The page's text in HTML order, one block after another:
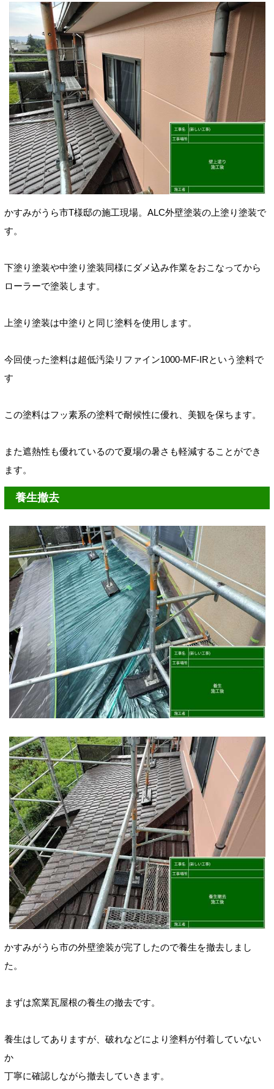
かすみがうら市T様邸の施工現場。ALC外壁塗装の上塗り塗装で
す。
下塗り塗装や中塗り塗装同様にダメ込み作業をおこなってから
ローラーで塗装します。
上塗り塗装は中塗りと同じ塗料を使用します。
今回使った塗料は超低汚染リファイン1000-MF-IRという塗料で
す
この塗料はフッ素系の塗料で耐候性に優れ、美観を保ちます。
また遮熱性も優れているので夏場の暑さも軽減することができ
ます。
養生撤去
かすみがうら市の外壁塗装が完了したので養生を撤去しまし
た。
まずは窯業瓦屋根の養生の撤去です。
養生はしてありますが、破れなどにより塗料が付着していない
か
丁寧に確認しながら撤去していきます。